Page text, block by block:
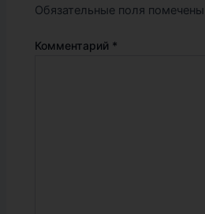
Обязательные поля помечены
Комментарий *